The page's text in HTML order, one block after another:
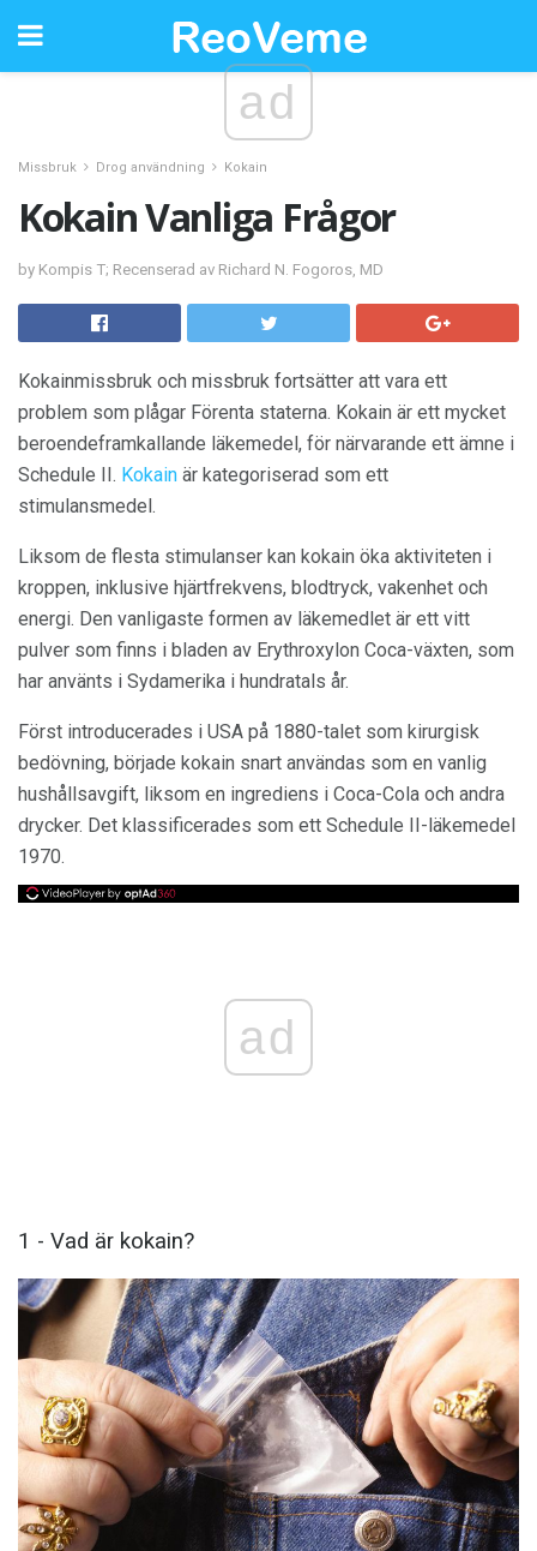
ad
Missbruk Drog användning Kokain
Kokain Vanliga Frågor
by Kompis T; Recenserad av Richard N. Fogoros, MD
Kokainmissbruk och missbruk fortsätter att vara ett
problem som plågar Förenta staterna. Kokain är ett mycket
beroendeframkallande läkemedel, för närvarande ett ämne i
Schedule II. Kokain är kategoriserad som ett
stimulansmedel.
Liksom de flesta stimulanser kan kokain öka aktiviteten i
kroppen, inklusive hjärtfrekvens, blodtryck, vakenhet och
energi. Den vanligaste formen av läkemedlet är ett vitt
pulver som finns i bladen av Erythroxylon Coca-växten, som
har använts i Sydamerika i hundratals år.
Först introducerades i USA på 1880-talet som kirurgisk
bedövning, började kokain snart användas som en vanlig
hushållsavgift, liksom en ingrediens i Coca-Cola och andra
drycker. Det klassificerades som ett Schedule II-läkemedel
1970.
ad
1 - Vad är kokain?